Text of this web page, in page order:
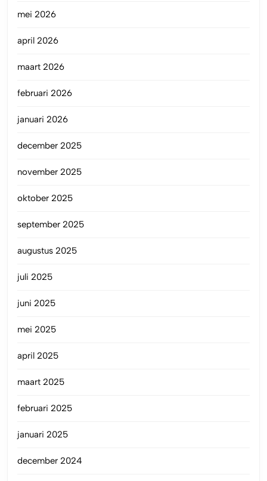
mei 2026
april 2026
maart 2026
februari 2026
januari 2026
december 2025
november 2025
oktober 2025
september 2025
augustus 2025
juli 2025
juni 2025
mei 2025
april 2025
maart 2025
februari 2025
januari 2025
december 2024